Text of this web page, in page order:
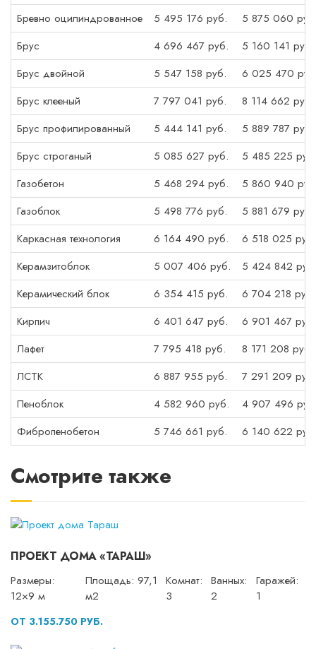
Бревно оцилиндрованное
5 495 176 руб.
5 875 060
Брус
4 696 467 руб.
5 160 141 руб.
Брус двойной
5 547 158 руб.
6 025 470
Брус клееный
7 797 041 руб.
8 114 662 руб.
Брус профилированный
5 444 141 руб.
5 889 787 руб.
Брус строганый
5 085 627 руб.
5 485 225 руб.
Газобетон
5 468 294 руб.
5 860 940
Газоблок
5 498 776 руб.
5 881 679 руб.
Каркасная технология
6 164 490 руб.
6 518 025 руб.
Керамзитоблок
5 007 406 руб.
5 424 842 руб.
Керамический блок
6 354 415 руб.
6 704 218 руб.
Кирпич
6 401 647 руб.
6 901 467 руб.
Лафет
7 795 418 руб.
8 171 208 руб.
ЛСТК
6 887 955 руб.
7 291 209 руб.
Пеноблок
4 582 960 руб.
4 907 496
Фибропенобетон
5 746 661 руб. 6 140 622 руб.
Смотрите также
ПРОЕКТ ДОМА «ТАРАШ»
Размеры:
12×9 м
Площадь: 97,1
м2
Комнат:
3
Ванных:
2
Гаражей:
1
ОТ 3.155.750 РУБ.